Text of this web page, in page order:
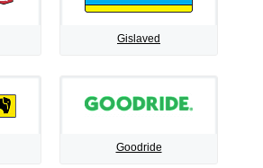
Gislaved
Goodride